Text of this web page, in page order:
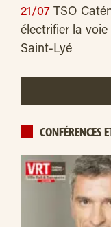
21/07 TSO
électrifier la
Saint-Lyé
CONFÉRENCES